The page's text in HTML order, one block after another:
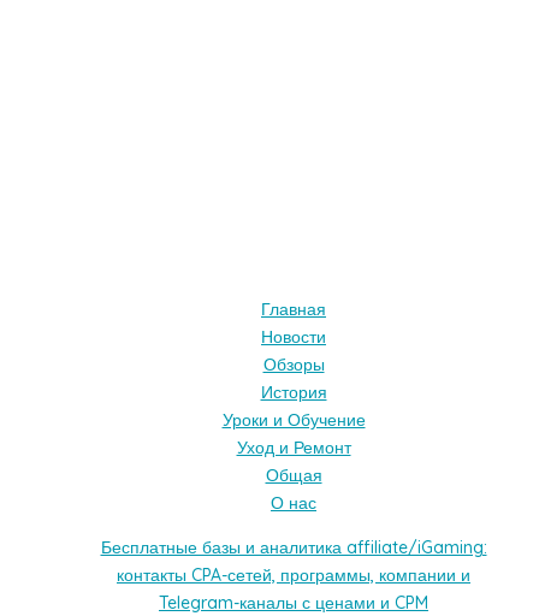
Главная
Новости
Обзоры
История
Уроки и Обучение
Уход и Ремонт
Общая
О нас
Бесплатные базы и аналитика affiliate/iGaming:
контакты CPA-сетей, программы, компании и
Telegram-каналы с ценами и CPM